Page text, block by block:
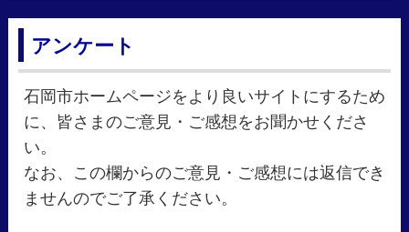
アンケート
石岡市ホームページをより良いサイトにするため
に、皆さまのご意見・ご感想をお聞かせくださ
い。
なお、この欄からのご意見・ご感想には返信でき
ませんのでご了承ください。